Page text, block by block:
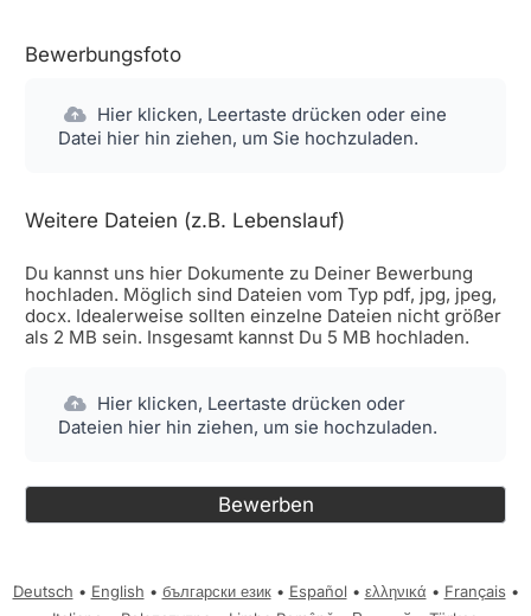
Bewerbungsfoto
Hier klicken, Leertaste drücken oder eine
Datei hier hin ziehen, um Sie hochzuladen.
Weitere Dateien (z.B. Lebenslauf)
Du kannst uns hier Dokumente zu Deiner Bewerbung
hochladen. Möglich sind Dateien vom Typ pdf, jpg, jpeg,
docx. Idealerweise sollten einzelne Dateien nicht größer
als 2 MB sein. Insgesamt kannst Du 5 MB hochladen.
Hier klicken, Leertaste drücken oder
Dateien hier hin ziehen, um sie hochzuladen.
Deutsch • English • български език • Español • ελληνικά • Français •